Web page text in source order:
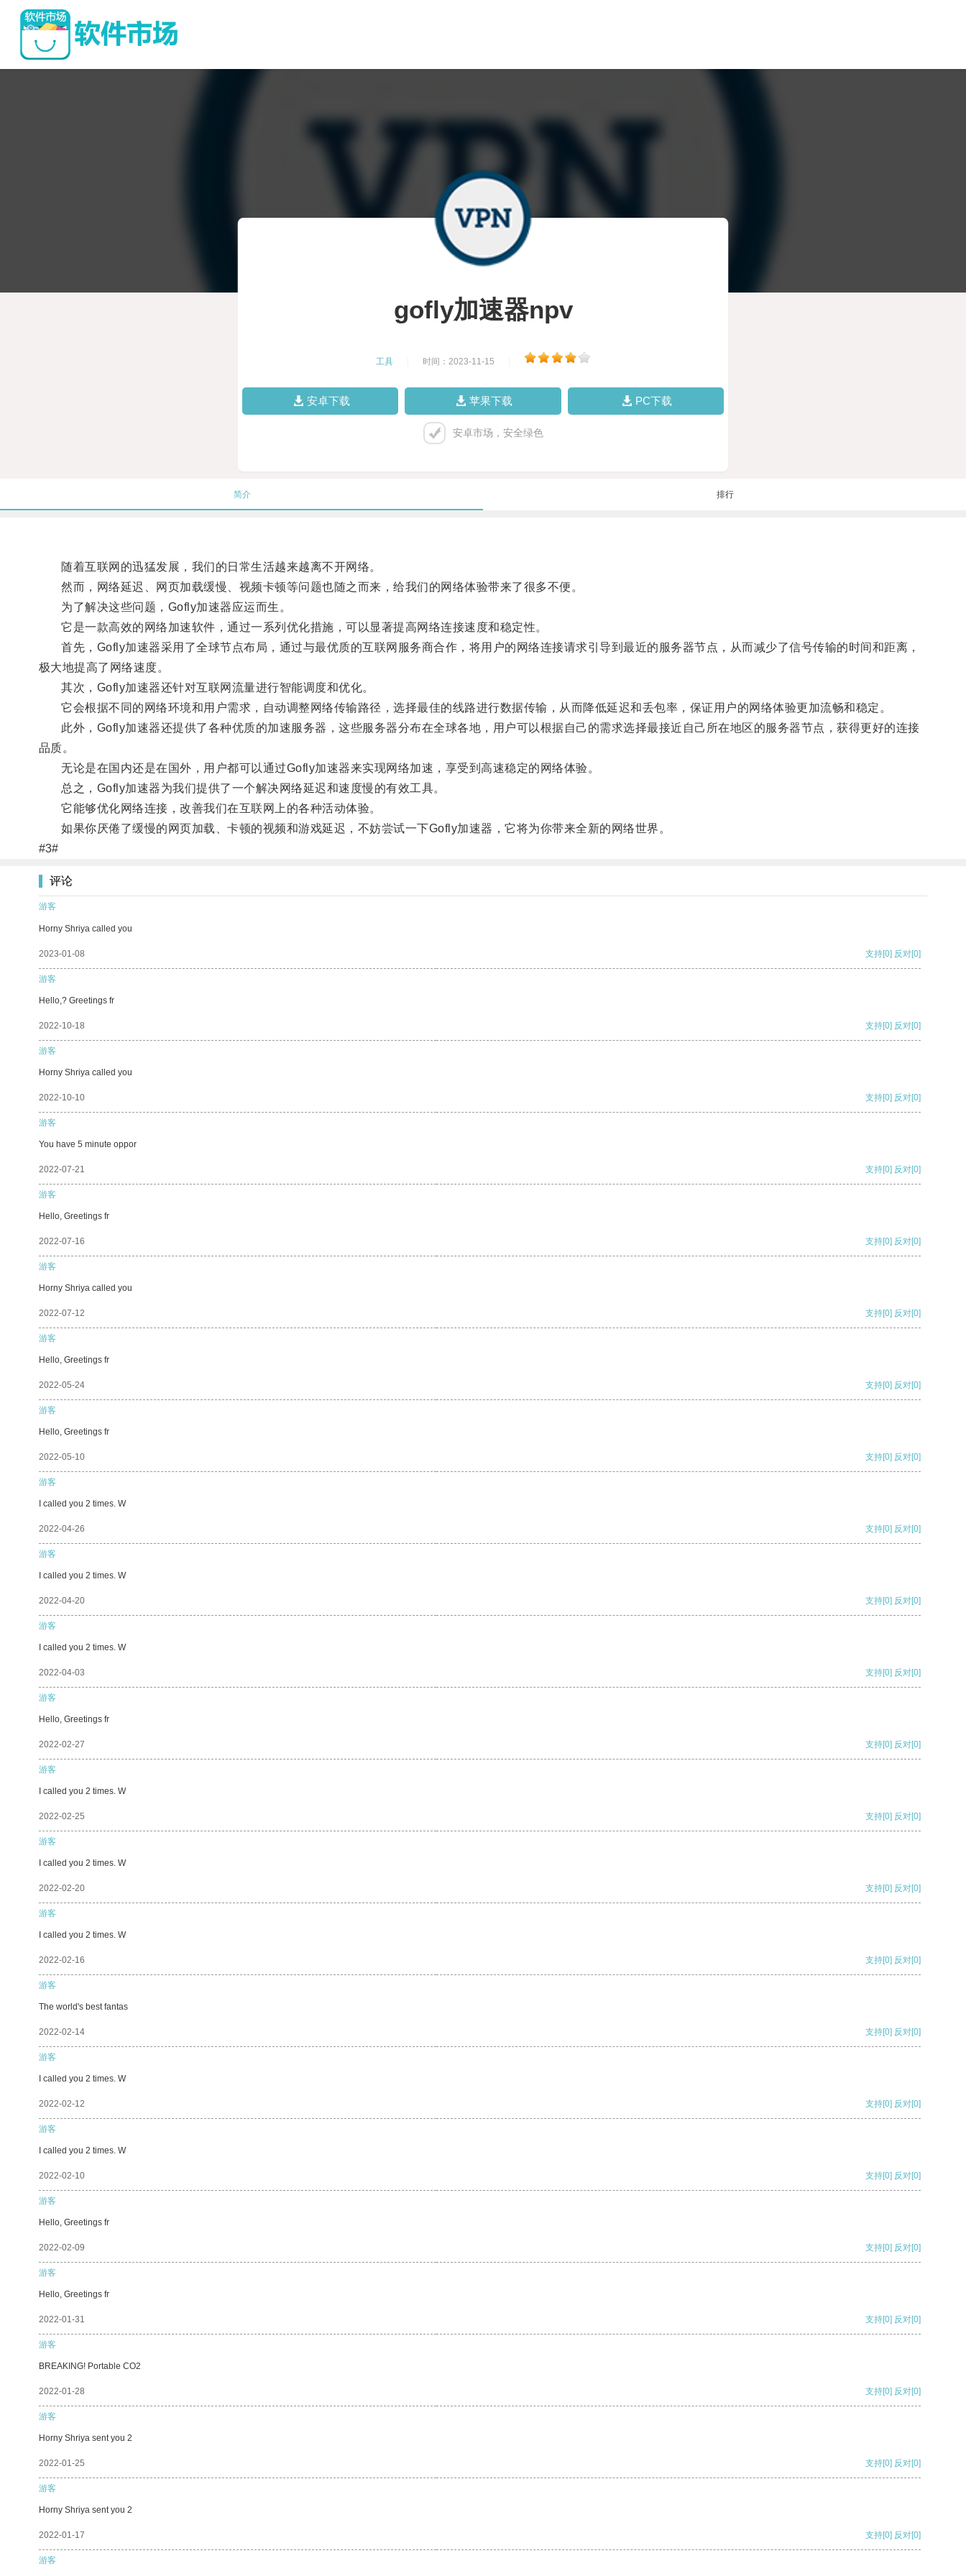
gofly加速器npv
工具 时间：2023-11-15
安卓下载 苹果下载 PC下载
安卓市场，安全绿色
简介 排行
随着互联网的迅猛发展，我们的日常生活越来越离不开网络。
然而，网络延迟、网页加载缓慢、视频卡顿等问题也随之而来，给我们的网络体验带来了很多不便。
为了解决这些问题，Gofly加速器应运而生。
它是一款高效的网络加速软件，通过一系列优化措施，可以显著提高网络连接速度和稳定性。
首先，Gofly加速器采用了全球节点布局，通过与最优质的互联网服务商合作，将用户的网络连接请求引导到最近的服务器节点，从而减少了信号传输的时间和距离，
极大地提高了网络速度。
其次，Gofly加速器还针对互联网流量进行智能调度和优化。
它会根据不同的网络环境和用户需求，自动调整网络传输路径，选择最佳的线路进行数据传输，从而降低延迟和丢包率，保证用户的网络体验更加流畅和稳定。
此外，Gofly加速器还提供了各种优质的加速服务器，这些服务器分布在全球各地，用户可以根据自己的需求选择最接近自己所在地区的服务器节点，获得更好的连接
品质。
无论是在国内还是在国外，用户都可以通过Gofly加速器来实现网络加速，享受到高速稳定的网络体验。
总之，Gofly加速器为我们提供了一个解决网络延迟和速度慢的有效工具。
它能够优化网络连接，改善我们在互联网上的各种活动体验。
如果你厌倦了缓慢的网页加载、卡顿的视频和游戏延迟，不妨尝试一下Gofly加速器，它将为你带来全新的网络世界。
#3#
评论
游客
Horny Shriya called you
2023-01-08 支持[0] 反对[0]
游客
Hello,? Greetings fr
2022-10-18 支持[0] 反对[0]
游客
Horny Shriya called you
2022-10-10 支持[0] 反对[0]
游客
You have 5 minute oppor
2022-07-21 支持[0] 反对[0]
游客
Hello, Greetings fr
2022-07-16 支持[0] 反对[0]
游客
Horny Shriya called you
2022-07-12 支持[0] 反对[0]
游客
Hello, Greetings fr
2022-05-24 支持[0] 反对[0]
游客
Hello, Greetings fr
2022-05-10 支持[0] 反对[0]
游客
I called you 2 times. W
2022-04-26 支持[0] 反对[0]
游客
I called you 2 times. W
2022-04-20 支持[0] 反对[0]
游客
I called you 2 times. W
2022-04-03 支持[0] 反对[0]
游客
Hello, Greetings fr
2022-02-27 支持[0] 反对[0]
游客
I called you 2 times. W
2022-02-25 支持[0] 反对[0]
游客
I called you 2 times. W
2022-02-20 支持[0] 反对[0]
游客
I called you 2 times. W
2022-02-16 支持[0] 反对[0]
游客
The world's best fantas
2022-02-14 支持[0] 反对[0]
游客
I called you 2 times. W
2022-02-12 支持[0] 反对[0]
游客
I called you 2 times. W
2022-02-10 支持[0] 反对[0]
游客
Hello, Greetings fr
2022-02-09 支持[0] 反对[0]
游客
Hello, Greetings fr
2022-01-31 支持[0] 反对[0]
游客
BREAKING! Portable CO2
2022-01-28 支持[0] 反对[0]
游客
Horny Shriya sent you 2
2022-01-25 支持[0] 反对[0]
游客
Horny Shriya sent you 2
2022-01-17 支持[0] 反对[0]
游客